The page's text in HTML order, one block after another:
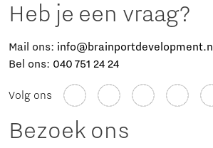
Heb je een vraag?
Mail ons: info@brainportdevelopment.nl
Bel ons: 040 751 24 24
Volg ons
Bezoek ons